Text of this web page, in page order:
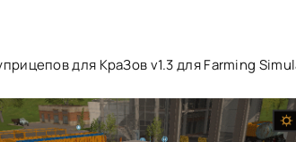
для КраЗов v1.3 для Farming